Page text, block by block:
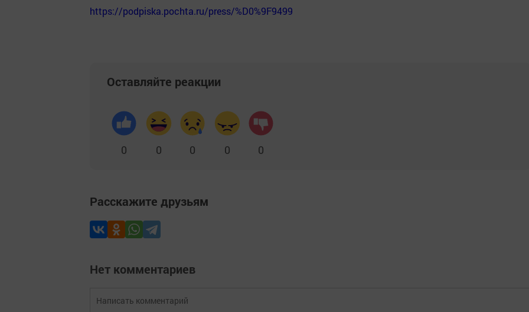
https://podpiska.pochta.ru/press/%D0%9F9499
Оставляйте реакции
0 0 0 0 0
Расскажите друзьям
Нет комментариев